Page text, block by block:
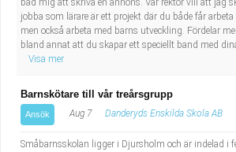
bad mig att skriva en annons. Vår rektor vill att jag
jobba som lärare är ett projekt där du både får
men också arbeta med barns utveckling. Fördelar
bland annat att du skapar ett speciellt band med
Visa mer
Barnskötare till vår treårsgrupp
Ansök Aug 7 Danderyds Enskilda Skola AB
Småbarnsskolan ligger i Djursholm och är indelad i